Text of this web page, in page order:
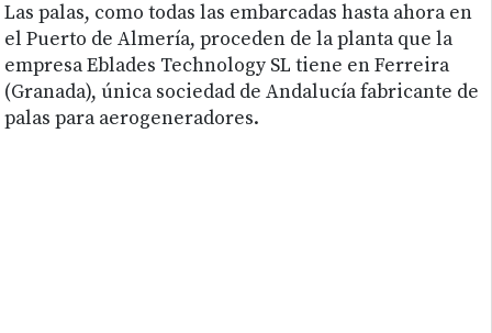
Las palas, como todas las embarcadas hasta ahora en
el Puerto de Almería, proceden de la planta que la
empresa Eblades Technology SL tiene en Ferreira
(Granada), única sociedad de Andalucía fabricante de
palas para aerogeneradores.